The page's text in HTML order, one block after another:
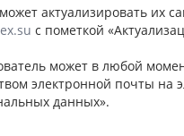
актуализировать их
с пометкой
может в любой
электронной почты на
данных».